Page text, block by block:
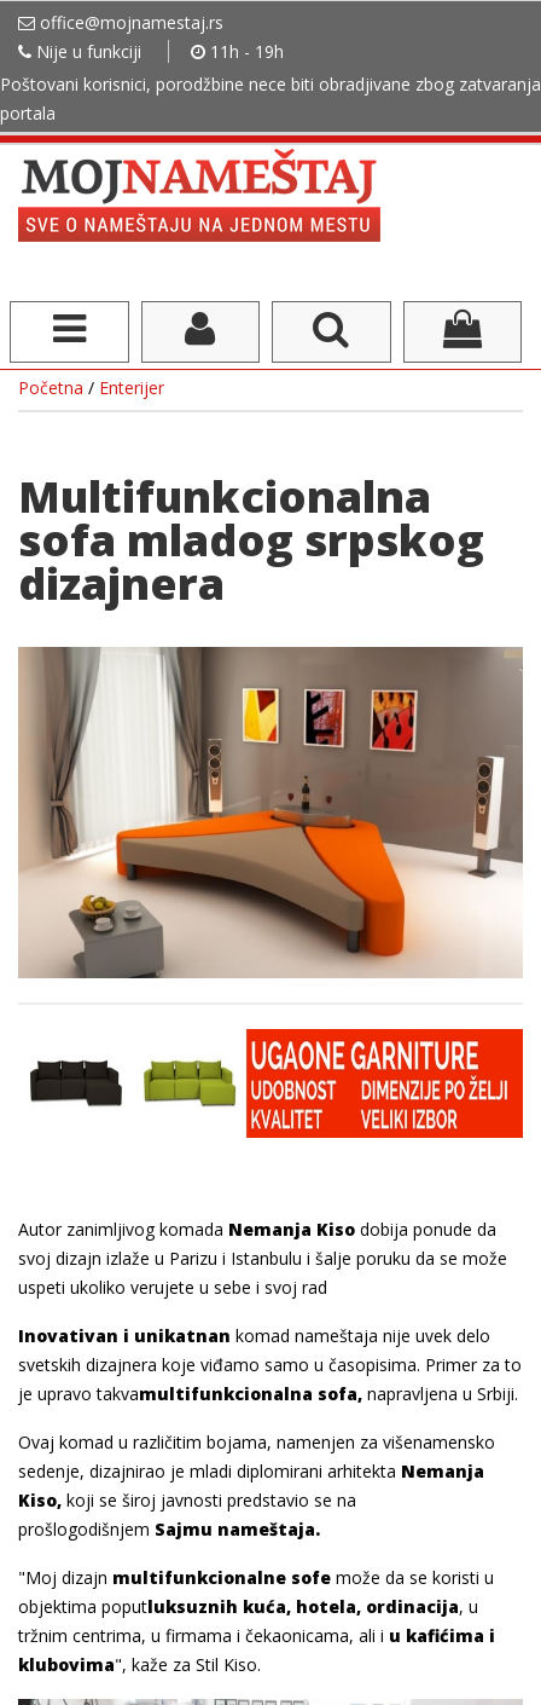
office@mojnamestaj.rs
Nije u funkciji
11h - 19h
Poštovani korisnici, porodžbine nece biti obradjivane zbog zatvaranja
portala
Početna / Enterijer
Multifunkcionalna
sofa mladog srpskog
dizajnera
Autor zanimljivog komada Nemanja Kiso dobija ponude da
svoj dizajn izlaže u Parizu i Istanbulu i šalje poruku da se može
uspeti ukoliko verujete u sebe i svoj rad
Inovativan i unikatnan komad nameštaja nije uvek delo
svetskih dizajnera koje viđamo samo u časopisima. Primer za to
je upravo takvamultifunkcionalna sofa, napravljena u Srbiji.
Ovaj komad u različitim bojama, namenjen za višenamensko
sedenje, dizajnirao je mladi diplomirani arhitekta Nemanja
Kiso, koji se široj javnosti predstavio se na
prošlogodišnjem Sajmu nameštaja.
"Moj dizajn multifunkcionalne sofe može da se koristi u
objektima poputluksuznih kuća, hotela, ordinacija, u
tržnim centrima, u firmama i čekaonicama, ali i u kafićima i
klubovima", kaže za Stil Kiso.